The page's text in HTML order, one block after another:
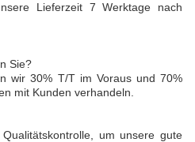
Lieferzeit 7 Werktage nach
Sie?
wir 30% T/T im Voraus und 70%
mit Kunden verhandeln.
um unsere gute